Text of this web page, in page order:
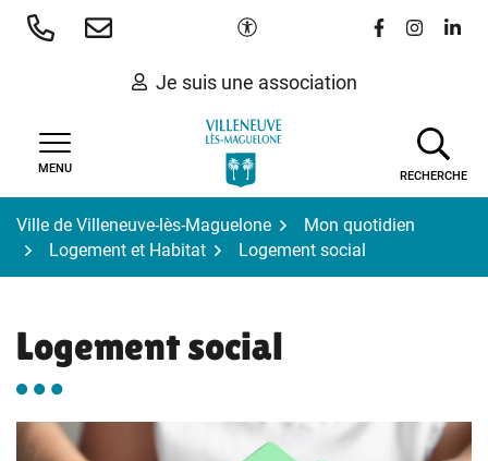
Aller
Paramètres d'accessibilité
Lien vers le
Lien vers
Lien
Je suis une association
MENU
RECHERCHE
Ville de Villeneuve-lès-Maguelone
Mon quotidien
Logement et Habitat
Logement social
Logement social